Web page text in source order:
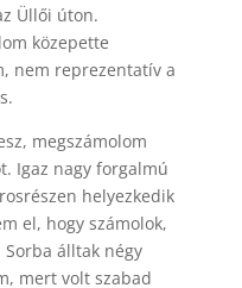
Üllői úton.
közepette
nem reprezentatív a
megszámolom
Igaz nagy forgalmú
helyezkedik
el, hogy számolok,
álltak négy
mert volt szabad